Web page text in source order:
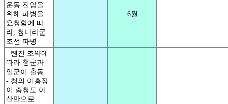
운동 진압을
위해 파병을
요청함에 따
라, 청나라군
조선 파병
6월
- 톈진 조약에
따라 청군과
일군이 출동
- 청의 이홍장
이 충청도 아
산만으로